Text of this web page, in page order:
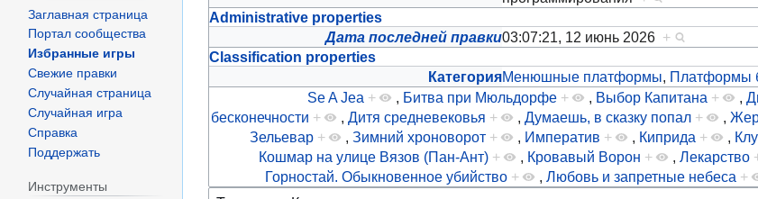
Administrative properties
Дата последней правки03:07:21, 12 июнь 2026 +
Classification properties
КатегорияМенюшные платформы, Платформы
Se A Jea + , Битва при Мюльдорфе + , Выбор Капитана + ,
бесконечности + ,Дитя средневековья + ,Думаешь, в сказку попал + ,
Зельевар + ,Зимний хроноворот + , Императив + , Киприда + ,
Кошмар на улице Вязов (Пан-Ант) + , Кровавый Ворон + ,Лекарство
Горностай. Обыкновенное убийство + ,Любовь и запретные небеса +
Заглавная страница
Портал сообщества
Избранные игры
Свежие правки
Случайная страница
Случайная игра
Справка
Поддержать
Инструменты